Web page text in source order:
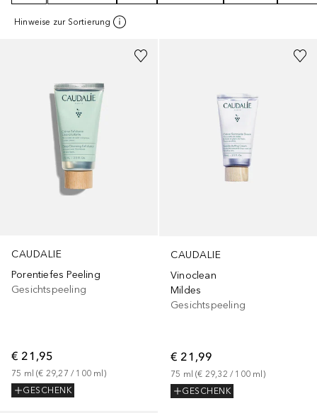
Hinweise zur Sortierung
CAUDALIE
Porentiefes Peeling
Gesichtspeeling
€ 21,95
75 ml (€ 29,27 / 100 ml )
GESCHENK
CAUDALIE
Vinoclean
Mildes
Gesichtspeeling
€ 21,99
75 ml (€ 29,32 / 100 ml )
GESCHENK